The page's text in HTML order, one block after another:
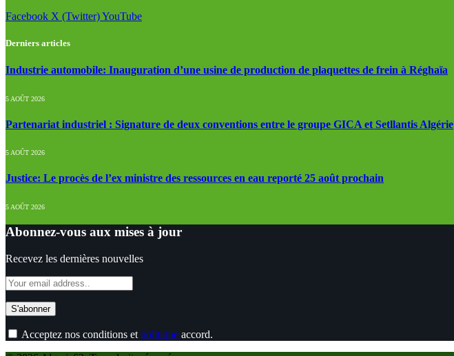
Facebook X (Twitter)YouTube
Derniers articles
Industrie automobile: Inauguration d’une usine de production de plaquettes de frein à Réghaïa
5 AOÛT 2026
Partenariat industriel : Signature de deux conventions entre le groupe GICA et Setllantis Algérie
5 AOÛT 2026
Justice: Le procès de l’ex ministre des ressources en eau reporté 25 août prochain
5 AOÛT 2026
Abonnez-vous aux mises à jour
Recevez les dernières nouvelles
Acceptez nos conditions et politique accord.